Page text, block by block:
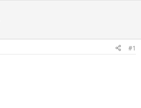
#1